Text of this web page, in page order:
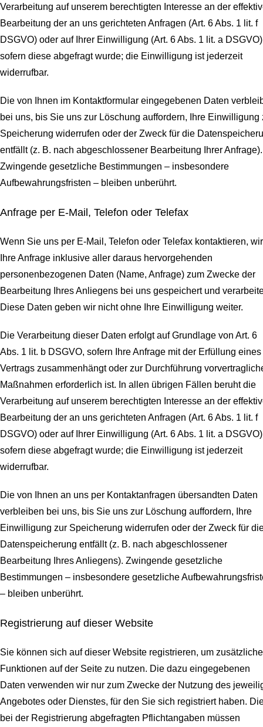
Verarbeitung auf unserem berechtigten Interesse an der
Bearbeitung der an uns gerichteten Anfragen (Art. 6 Abs. 1 lit. f
DSGVO) oder auf Ihrer Einwilligung (Art. 6 Abs. 1 lit. a DSGVO)
sofern diese abgefragt wurde; die Einwilligung ist jederzeit
widerrufbar.
Die von Ihnen im Kontaktformular eingegebenen Daten
bei uns, bis Sie uns zur Löschung auffordern, Ihre Einwilligung
Speicherung widerrufen oder der Zweck für die
entfällt (z. B. nach abgeschlossener Bearbeitung Ihrer Anfrage).
Zwingende gesetzliche Bestimmungen – insbesondere
Aufbewahrungsfristen – bleiben unberührt.
Anfrage per E-Mail, Telefon oder Telefax
Wenn Sie uns per E-Mail, Telefon oder Telefax kontaktieren,
Ihre Anfrage inklusive aller daraus hervorgehenden
personenbezogenen Daten (Name, Anfrage) zum Zwecke der
Bearbeitung Ihres Anliegens bei uns gespeichert und
Diese Daten geben wir nicht ohne Ihre Einwilligung weiter.
Die Verarbeitung dieser Daten erfolgt auf Grundlage von Art. 6
Abs. 1 lit. b DSGVO, sofern Ihre Anfrage mit der Erfüllung eines
Vertrags zusammenhängt oder zur Durchführung
Maßnahmen erforderlich ist. In allen übrigen Fällen beruht die
Verarbeitung auf unserem berechtigten Interesse an der
Bearbeitung der an uns gerichteten Anfragen (Art. 6 Abs. 1 lit. f
DSGVO) oder auf Ihrer Einwilligung (Art. 6 Abs. 1 lit. a DSGVO)
sofern diese abgefragt wurde; die Einwilligung ist jederzeit
widerrufbar.
Die von Ihnen an uns per Kontaktanfragen übersandten Daten
verbleiben bei uns, bis Sie uns zur Löschung auffordern, Ihre
Einwilligung zur Speicherung widerrufen oder der Zweck für
Datenspeicherung entfällt (z. B. nach abgeschlossener
Bearbeitung Ihres Anliegens). Zwingende gesetzliche
Bestimmungen – insbesondere gesetzliche
– bleiben unberührt.
Registrierung auf dieser Website
Sie können sich auf dieser Website registrieren, um zusätzliche
Funktionen auf der Seite zu nutzen. Die dazu eingegebenen
Daten verwenden wir nur zum Zwecke der Nutzung des
Angebotes oder Dienstes, für den Sie sich registriert haben.
bei der Registrierung abgefragten Pflichtangaben müssen